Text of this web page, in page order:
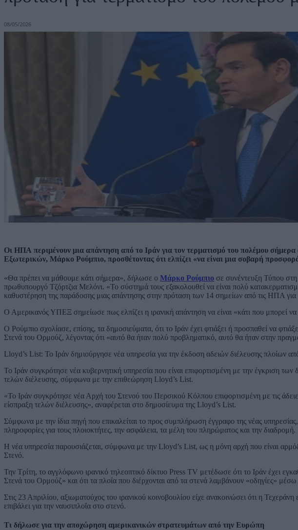
08/05/2026
Οι ΗΠΑ περιμένουν μια απάντηση από το Ιράν για τον τερματισμό του πολέμου
Εξωτερικών, Μάρκο Ρούμπιο, προσθέτοντας ότι ελπίζει «να είναι μια σοβαρή
«Θα πρέπει να μάθουμε κάτι σήμερα», δήλωσε ο Μάρκο Ρούμπιο σε συνέντευξη Τύπου
πρωθυπουργό Τζόρτζια Μελόνι. «Το σύστημά τους εξακολουθεί να είναι πολύ
καθυστέρηση της παράδοσης μιας απάντησης στην πρόταση των 14 σημείων από τις ΗΠΑ για
Ο Αμερικανός ΥΠΕΞ σημείωσε πως ελπίζει η ιρανική απάντηση να είναι «κάτι που μπορεί
Ο Ρούμπιο σχολίασε, επίσης, τα δημοσιεύματα, ότι το Ιράν έχει φτιάξει ή προσπαθεί να
Στενά του Ορμούζ, λέγοντας ότι «αυτό θα ήταν πολύ προβληματικό, αυτό θα ήταν στην
Lloyd’s List: Το Ιράν δημιούργησε νέα υπηρεσία για την έκδοση αδειών διέλευσης πλοίων
Το Ιράν συγκρότησε νέα κυβερνητική υπηρεσία που είναι επιφορτισμένη με την έγκριση
τελών διέλευσης, σύμφωνα με την επιθεώρηση Lloyd’s List.
«Το Ιράν συγκρότησε νέα Αρχή του Στενού του Περσικού Κόλπου επιφορτισμένη με τις
είσπραξη τελών διέλευσης», αναφέρεται στο δημοσίευμα της Lloyd’s List.
Σύμφωνα με την ίδια πηγή που επικαλείται το προς συμπλήρωση έγγραφο της νέας
πληροφορίες για τους πλοιοκτήτες, την ασφάλεια, τα μέλη του πληρώματος και την διαδρομή.
Η νέα υπηρεσία παρουσιάζεται, σύμφωνα με την Lloyd’s List, ως η μόνη αρχή που είναι
Στενό.
Την Τρίτη, το αγγλόφωνο ιρανικό τηλεοπτικό δίκτυο Press TV μετέδωσε ότι το Ιράν έχει
Στενά του Ορμούζ» και ότι τα πλοία που διέρχονται από τα στενά λαμβάνουν «οδηγίες»
Στις 23 Απριλίου, αξιωματούχος του ιρανικού κοινοβουλίου είχε ανακοινώσει ότι η
επιβάλει για την ναυσιπλοΐα στο στενό.
Τι δήλωσε για την αποχώρηση αμερικανικών στρατευμάτων από την Ευρώπη